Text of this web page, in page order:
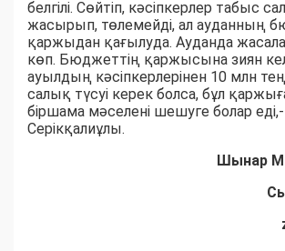
белгілі. Сөйтіп, кәсіпкерлер табыс
жасырып, төлемейді, ал ауданның
қаржыдан қағылуда. Ауданда
көп. Бюджеттің қаржысына зиян
ауылдың кәсіпкерлерінен 10 млн
салық түсуі керек болса, бұл
біршама мәселені шешуге болар
Серікқалиұлы.
Шынар